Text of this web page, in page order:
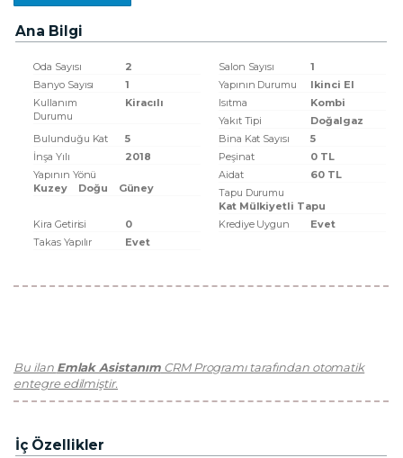
Ana Bilgi
Oda Sayısı 2 Salon Sayısı
1
Banyo Sayısı
1 Yapının Durumu
Ikinci El
Kullanım
Durumu
Kiracılı Isıtma
Kombi
Yakıt Tipi
Doğalgaz
Bulunduğu Kat
5 Bina Kat Sayısı
5
İnşa Yılı
2018 Peşinat
0 TL
Yapının Yönü
Kuzey
Doğu Güney
Aidat
60 TL
Tapu Durumu
Kat Mülkiyetli Tapu
Kira Getirisi
0 Krediye Uygun
Evet
Takas Yapılır
Evet
Bu ilan Emlak AsistanımCRM Programı tarafından otomatik
entegre edilmiştir.
İç Özellikler